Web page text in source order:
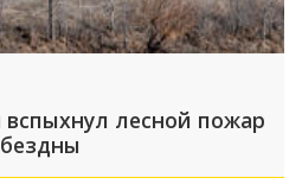
лесной пожар